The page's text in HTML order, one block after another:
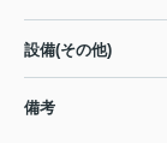
設備(その他)
備考